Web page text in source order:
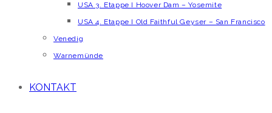
USA 3. Etappe I Hoover Dam – Yosemite
USA 4. Etappe I Old Faithful Geyser – San Francisco
Venedig
Warnemünde
KONTAKT